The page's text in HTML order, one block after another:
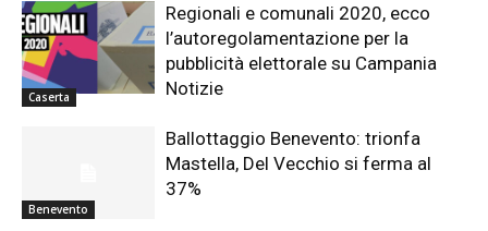
Caserta
Regionali e comunali 2020, ecco
l’autoregolamentazione per la
pubblicità elettorale su Campania
Notizie
Benevento
Ballottaggio Benevento: trionfa
Mastella, Del Vecchio si ferma al
37%